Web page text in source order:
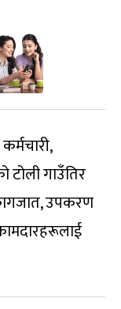
गाउँतिर
उपकरण